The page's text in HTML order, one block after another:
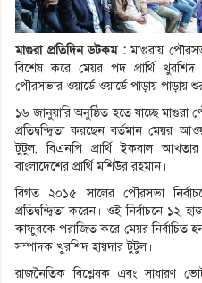
মাগুরা প্রতিদিন ডটকম :মাগুরায়
বিশেষ করে মেয়র পদ প্রার্থি খুরশিদ
পৌরসভার ওয়ার্ডে ওয়ার্ডে পাড়ায়
১৬ জানুয়ারি অনুষ্ঠিত হতে যাচ্ছে মাগুরা
প্রতিদ্বন্দ্বিতা করছেন বর্তমান মেয়র
টুটুল, বিএনপি প্রার্থি ইকবাল
বাংলাদেশের প্রার্থি মশিউর রহমান।
বিগত ২০১৫ সালের পৌরসভা
প্রতিদ্বন্দ্বিতা করেন। ওই নির্বাচনে ১২
কাফুরকে পরাজিত করে মেয়র নির্বাচিত
সম্পাদক খুরশিদ হায়দার টুটুল।
রাজনৈতিক বিশ্লেষক এবং সাধারণ